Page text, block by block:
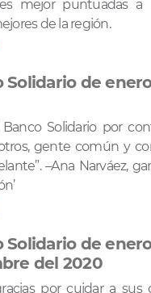
mejor puntuadas
de la región.
Solidario de
Banco Solidario por
gente común y
–Ana Narváez,
Solidario de
del 2020
por cuidar a sus